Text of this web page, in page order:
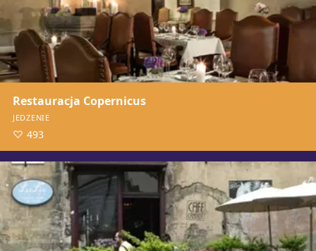
Restauracja Copernicus
JEDZENIE
493